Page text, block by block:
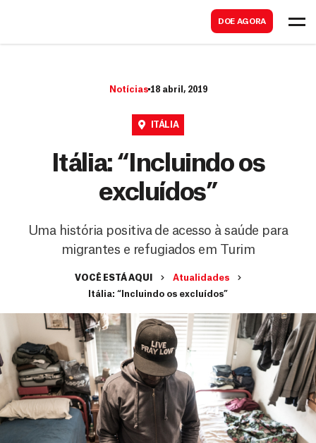
DOE AGORA
r
Notícias 18 abril, 2019
ITÁLIA
Itália: “Incluindo os
excluídos”
Uma história positiva de acesso à saúde para
migrantes e refugiados em Turim
VOCÊ ESTÁ AQUI
Atualidades
Itália: “Incluindo os excluídos”
a
r